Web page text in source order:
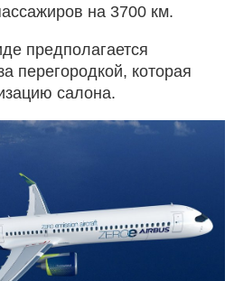
на 3700 км.
предполагается
перегородкой, которая
салона.